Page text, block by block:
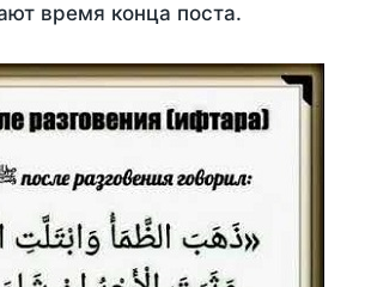
время конца поста.